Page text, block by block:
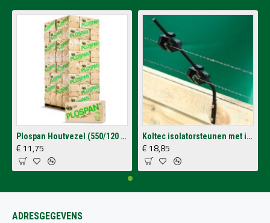
Plospan Houtvezel (550/120 Ltr.)
€ 11,75
Koltec isolatorsteunen met isolatoren voor op schutting (4 stuks)
€ 18,85
ADRESGEGEVENS